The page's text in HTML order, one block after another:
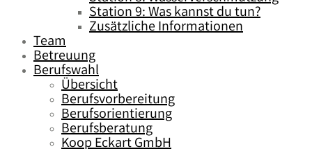
Station 9: Was kannst du tun?
Zusätzliche Informationen
Team
Betreuung
Berufswahl
Übersicht
Berufsvorbereitung
Berufsorientierung
Berufsberatung
Koop Eckart GmbH